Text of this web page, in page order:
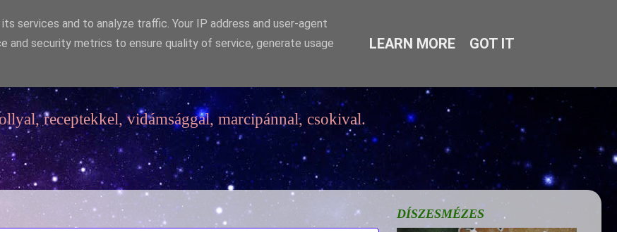
receptekkel, vidámsággal, marcipánnal, csokival.
DÍSZESMÉZES
services and to analyze traffic. Your IP address and user-agent
and security metrics to ensure quality of service, generate usage
LEARN MORE GOT IT